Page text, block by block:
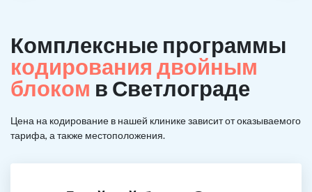
Комплексные программы
кодирования двойным
блоком в Светлограде
Цена на кодирование в нашей клинике зависит от оказываемого
тарифа, а также местоположения.